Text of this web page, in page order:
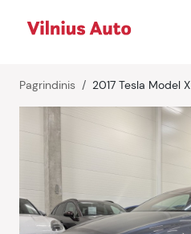
Pagrindinis 2017 Tesla Model X